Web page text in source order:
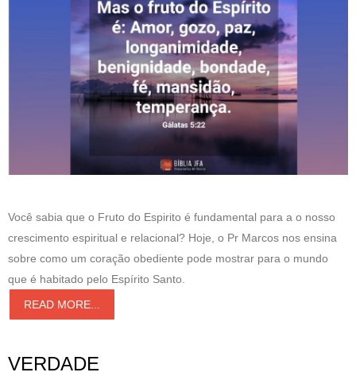
Você sabia que o Fruto do Espirito é fundamental para a o nosso
crescimento espiritual e relacional? Hoje, o Pr Marcos nos ensina
sobre como um coração obediente pode mostrar para o mundo
que é habitado pelo Espírito Santo.
READ MORE...
VERDADE